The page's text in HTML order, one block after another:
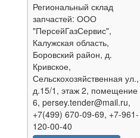
Региональный склад
запчастей: ООО
"ПерсейГазСервис",
Калужская область,
Боровский район, д.
Кривское,
Сельскохозяйственная ул.,
д.15/1, этаж 2, помещение
6, persey.tender@mail.ru,
+7(499) 670-09-69, +7-961-
120-00-40